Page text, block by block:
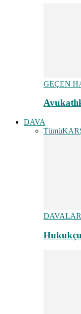
GEÇEN
DAVA
Tümü
DAVALAR